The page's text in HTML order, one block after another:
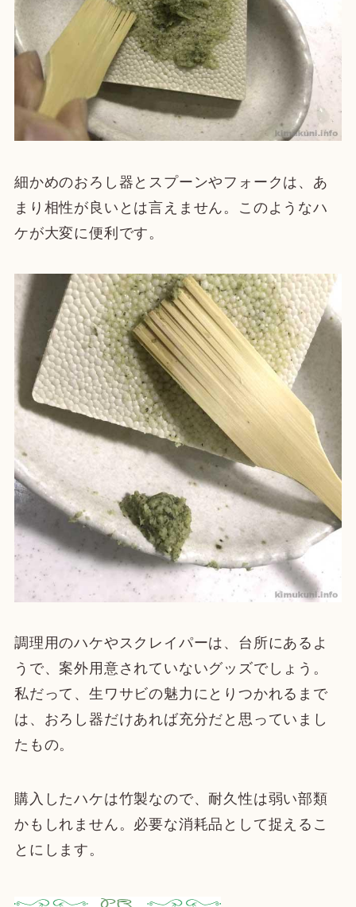
細かめのおろし器とスプーンやフォークは、あ
まり相性が良いとは言えません。このようなハ
ケが大変に便利です。
調理用のハケやスクレイパーは、台所にあるよ
うで、案外用意されていないグッズでしょう。
私だって、生ワサビの魅力にとりつかれるまで
は、おろし器だけあれば充分だと思っていまし
たもの。
購入したハケは竹製なので、耐久性は弱い部類
かもしれません。必要な消耗品として捉えるこ
とにします。